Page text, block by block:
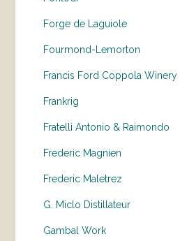
Forge de Laguiole
Fourmond-Lemorton
Francis Ford Coppola Winery
Frankrig
Fratelli Antonio & Raimondo
Frederic Magnien
Frederic Maletrez
G. Miclo Distillateur
Gambal Work